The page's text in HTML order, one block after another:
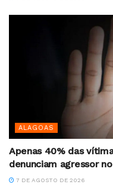
ALAGOAS
Apenas 40% das
denunciam agressor
7 DE AGOSTO DE 2026